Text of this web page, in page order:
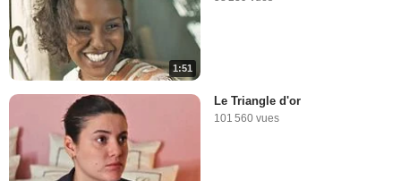
1:51
Le Triangle d'or
101 560 vues